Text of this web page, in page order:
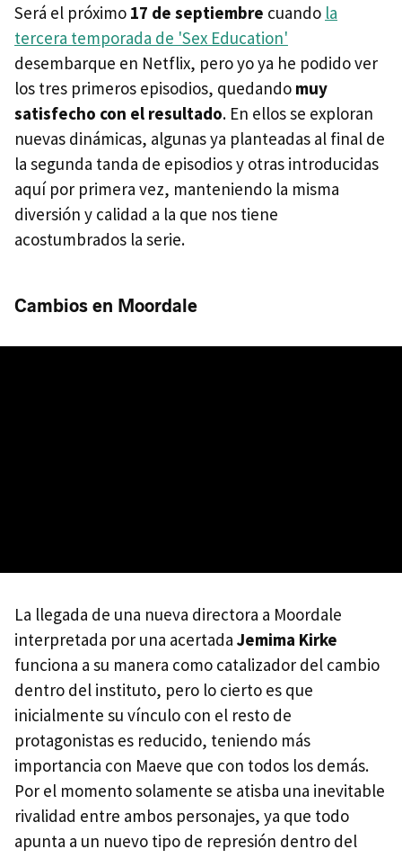
Será el próximo 17 de septiembre cuando la
tercera temporada de 'Sex Education'
desembarque en Netflix, pero yo ya he podido ver
los tres primeros episodios, quedando muy
satisfecho con el resultado. En ellos se exploran
nuevas dinámicas, algunas ya planteadas al final de
la segunda tanda de episodios y otras introducidas
aquí por primera vez, manteniendo la misma
diversión y calidad a la que nos tiene
acostumbrados la serie.
Cambios en Moordale
La llegada de una nueva directora a Moordale
interpretada por una acertada Jemima Kirke
funciona a su manera como catalizador del cambio
dentro del instituto, pero lo cierto es que
inicialmente su vínculo con el resto de
protagonistas es reducido, teniendo más
importancia con Maeve que con todos los demás.
Por el momento solamente se atisba una inevitable
rivalidad entre ambos personajes, ya que todo
apunta a un nuevo tipo de represión dentro del